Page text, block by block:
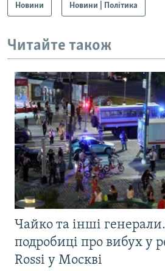
Новини Новини | Політика
Читайте також
Чайко та інші
подробиці про вибух у
Rossi у Москві